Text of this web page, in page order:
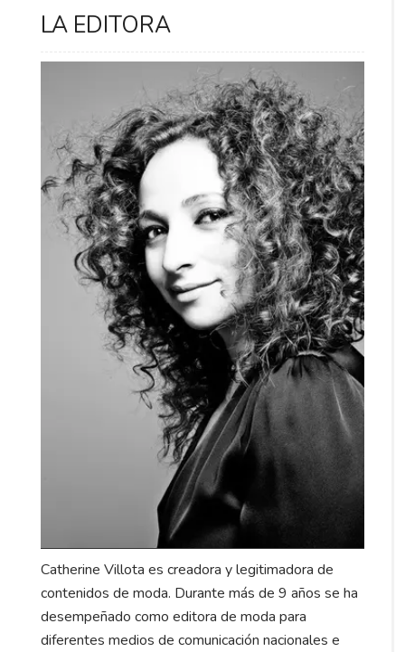
LA EDITORA
Catherine Villota es creadora y legitimadora de
contenidos de moda. Durante más de 9 años se ha
desempeñado como editora de moda para
diferentes medios de comunicación nacionales e